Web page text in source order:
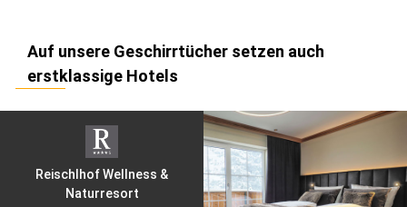
Auf unsere Geschirrtücher setzen auch
erstklassige Hotels
Reischlhof Wellness &
Naturresort